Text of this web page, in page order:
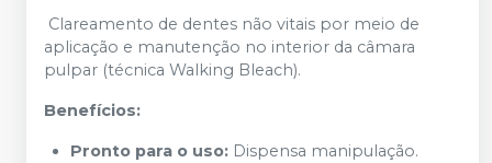
Clareamento de dentes não vitais por meio de
aplicação e manutenção no interior da câmara
pulpar (técnica Walking Bleach).
Benefícios:
Pronto para o uso: Dispensa manipulação.